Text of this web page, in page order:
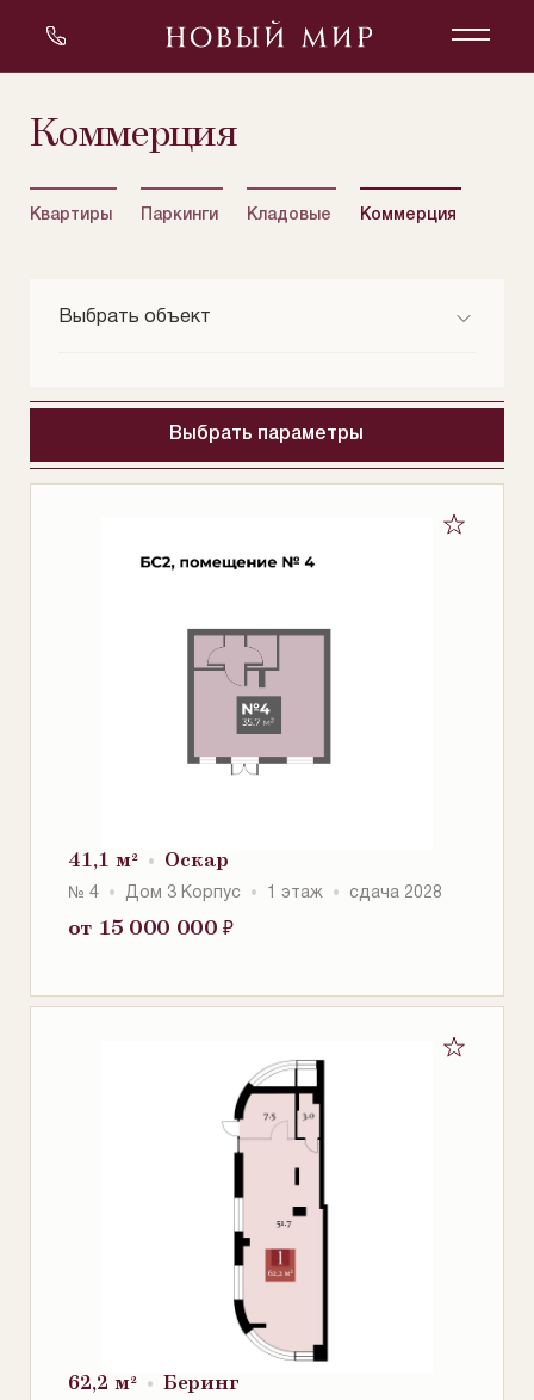
коммерция
Квартиры Паркинги Кладовые Коммерция
Выбрать объект
Нобель
Выбрать параметры
41,1 м² Оскар
№ 4 Дом 3 Корпус 1 этаж сдача 2028
от 15 000 000 ₽
62,2 м² Беринг